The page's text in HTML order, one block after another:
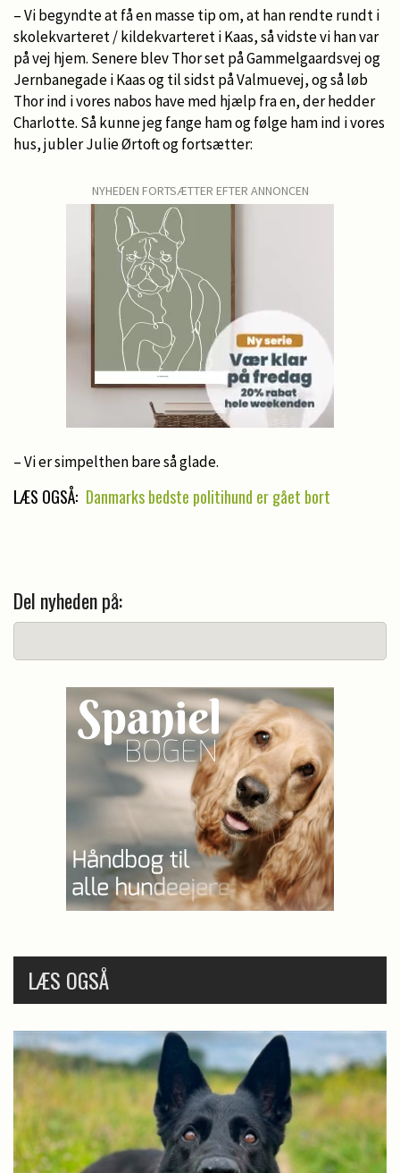
– Vi begyndte at få en masse tip om, at han rendte rundt i
skolekvarteret / kildekvarteret i Kaas, så vidste vi han var
på vej hjem. Senere blev Thor set på Gammelgaardsvej og
Jernbanegade i Kaas og til sidst på Valmuevej, og så løb
Thor ind i vores nabos have med hjælp fra en, der hedder
Charlotte. Så kunne jeg fange ham og følge ham ind i vores
hus, jubler Julie Ørtoft og fortsætter:
NYHEDEN FORTSÆTTER EFTER ANNONCEN
– Vi er simpelthen bare så glade.
LÆS OGSÅ: Danmarks bedste politihund er gået bort
Del nyheden på:
LÆS OGSÅ